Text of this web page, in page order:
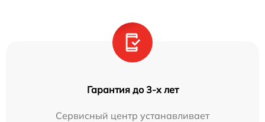
Гарантия до 3-х лет
Сервисный центр устанавливает